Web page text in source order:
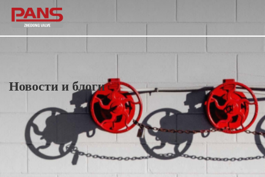
Новости и блоги